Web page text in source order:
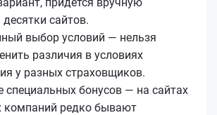
сайтов.
выбор условий — нельзя
различия в условиях
у разных страховщиков.
специальных бонусов — на сайтах
компаний редко бывают